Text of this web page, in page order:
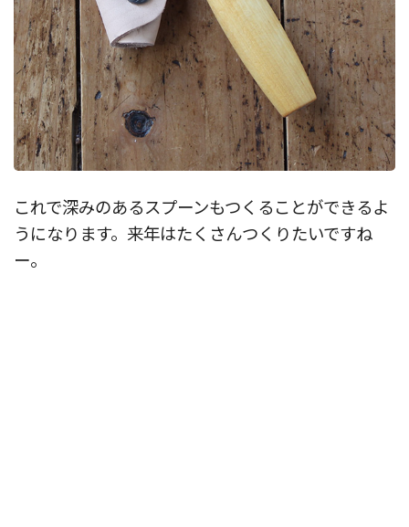
これで深みのあるスプーンもつくることができるよ
うになります。来年はたくさんつくりたいですね
ー。